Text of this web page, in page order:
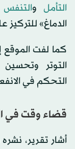
التأملو
الدماغ»
كما لفت الموقع
التوتر
التحكم في
قضاء وقت في
أشار تقرير،